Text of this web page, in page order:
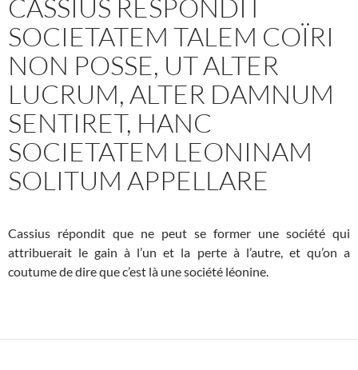
CASSIUS RESPONDIT
SOCIETATEM TALEM COÏRI
NON POSSE, UT ALTER
LUCRUM, ALTER DAMNUM
SENTIRET, HANC
SOCIETATEM LEONINAM
SOLITUM APPELLARE
Cassius répondit que ne peut se former une société qui
attribuerait le gain à l’un et la perte à l’autre, et qu’on a
coutume de dire que c’est là une société léonine.